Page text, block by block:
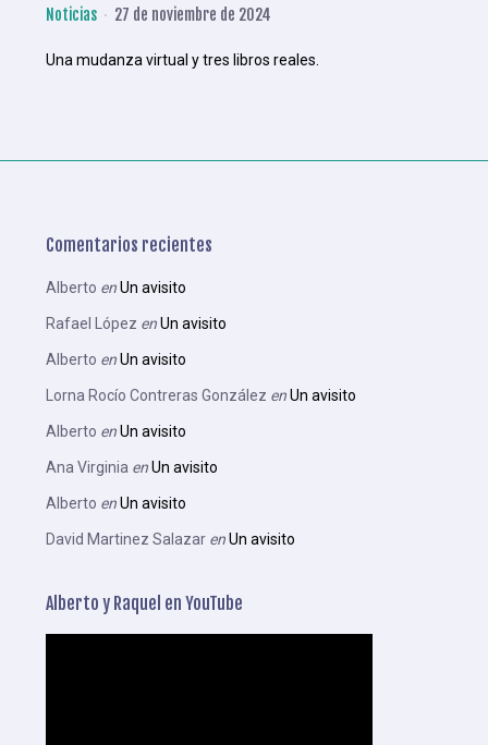
Noticias 27 de noviembre de 2024
Una mudanza virtual y tres libros reales.
Comentarios recientes
Alberto enUn avisito
Rafael López enUn avisito
Alberto enUn avisito
Lorna Rocío Contreras González enUn avisito
Alberto enUn avisito
Ana Virginia enUn avisito
Alberto enUn avisito
David Martinez Salazar enUn avisito
Alberto y Raquel en YouTube